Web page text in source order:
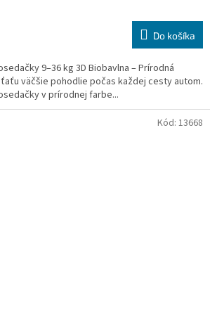
Do košíka
9–36 kg 3D Biobavlna – Prírodná
väčšie pohodlie počas každej cesty autom.
v prírodnej farbe...
Kód: 13668